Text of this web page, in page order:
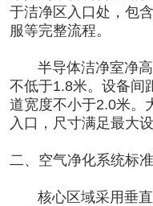
于洁净区入口处，包
服等完整流程。
半导体洁净室净
不低于1.8米。设备间
道宽度不小于2.0米。
入口，尺寸满足最大
二、空气净化系统标准
核心区域采用垂